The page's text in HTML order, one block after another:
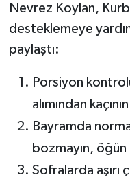
Nevrez Koylan,
desteklemeye
paylaştı:
Porsiyon
alımından
Bayramda
bozmayın,
Sofralarda aşırı